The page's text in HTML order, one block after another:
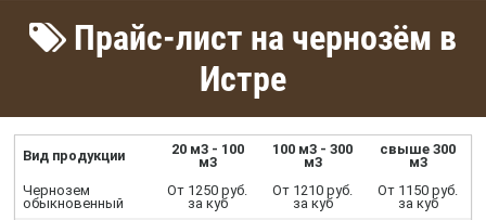
Прайс-лист на чернозём в
Истре
Вид продукции
20 м3 - 100
м3
100 м3 - 300
м3
свыше 300
м3
Чернозем
обыкновенный
От 1250 руб.
за куб
От 1210 руб.
за куб
От 1150 руб.
за куб